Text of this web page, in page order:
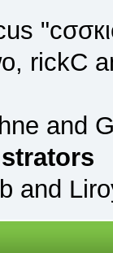
rickC
and
and